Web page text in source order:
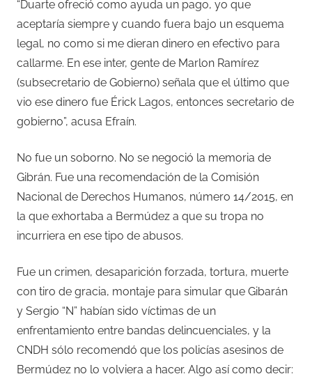
“Duarte ofreció como ayuda un pago, yo que
aceptaría siempre y cuando fuera bajo un esquema
legal, no como si me dieran dinero en efectivo para
callarme. En ese inter, gente de Marlon Ramírez
(subsecretario de Gobierno) señala que el último que
vio ese dinero fue Érick Lagos, entonces secretario de
gobierno”, acusa Efraín.
No fue un soborno. No se negoció la memoria de
Gibrán. Fue una recomendación de la Comisión
Nacional de Derechos Humanos, número 14/2015, en
la que exhortaba a Bermúdez a que su tropa no
incurriera en ese tipo de abusos.
Fue un crimen, desaparición forzada, tortura, muerte
con tiro de gracia, montaje para simular que Gibarán
y Sergio “N” habían sido víctimas de un
enfrentamiento entre bandas delincuenciales, y la
CNDH sólo recomendó que los policías asesinos de
Bermúdez no lo volviera a hacer. Algo así como decir: